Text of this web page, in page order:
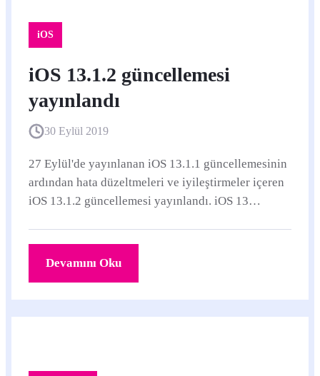
iOS
iOS 13.1.2 güncellemesi
yayınlandı
30 Eylül 2019
27 Eylül'de yayınlanan iOS 13.1.1 güncellemesinin
ardından hata düzeltmeleri ve iyileştirmeler içeren
iOS 13.1.2 güncellemesi yayınlandı. iOS 13
Devamını Oku